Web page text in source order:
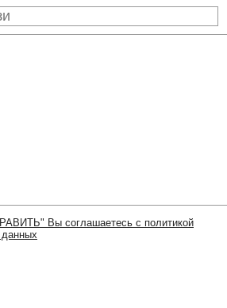
Вы соглашаетесь с политикой
данных